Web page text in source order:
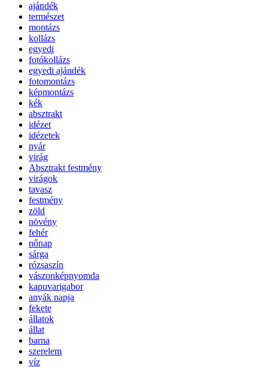
ajándék
természet
montázs
kollázs
egyedi
fotókollázs
egyedi ajándék
fotomontázs
képmontázs
kék
absztrakt
idézet
idézetek
nyár
virág
Absztrakt festmény
virágok
tavasz
festmény
zöld
növény
fehér
nőnap
sárga
rózsaszín
vászonképnyomda
kapuvarigabor
anyák napja
fekete
állatok
állat
barna
szerelem
víz